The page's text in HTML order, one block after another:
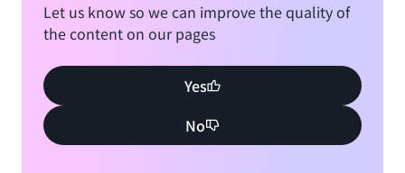
Let us know so we can improve the quality of
the content on our pages
Yes
No